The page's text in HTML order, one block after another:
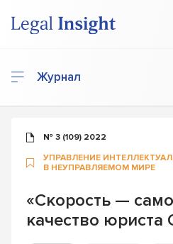
Журнал
№ 3 (109) 2022
УПРАВЛЕНИЕ
В НЕУПРАВЛЯЕМОМ МИРЕ
«Скорость —
качество юриста